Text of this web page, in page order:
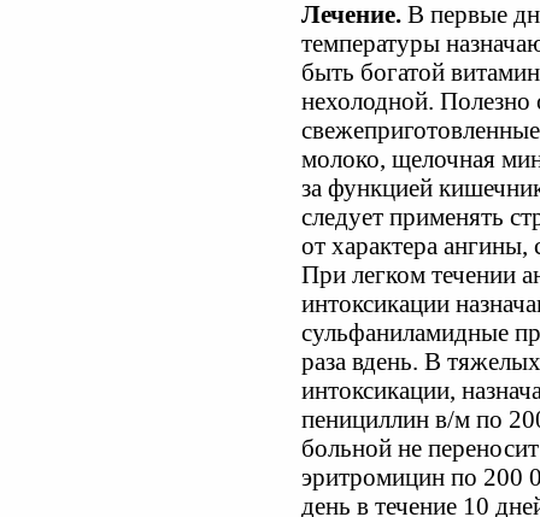
Лечение. В первые
температуры
быть богатой
нехолодной. Полезно
молоко, щелочная
за функцией
следует применять
от характера ангины,
При легком течении
интоксикации
сульфаниламидные
раза вдень. В
интоксикации,
пенициллин в/м по
больной не
эритромицин по 200
день в течение 10